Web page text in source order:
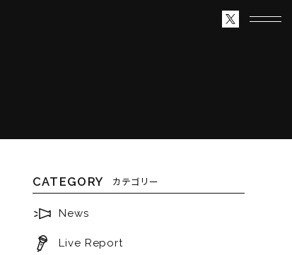
CATEGORY カテゴリー
News
Live Report